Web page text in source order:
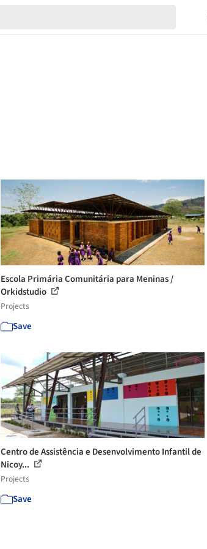
Escola Primária Comunitária para Meninas /
Orkidstudio
Projects
Save
Centro de Assistência e Desenvolvimento Infantil de
Nicoy...
Projects
Save